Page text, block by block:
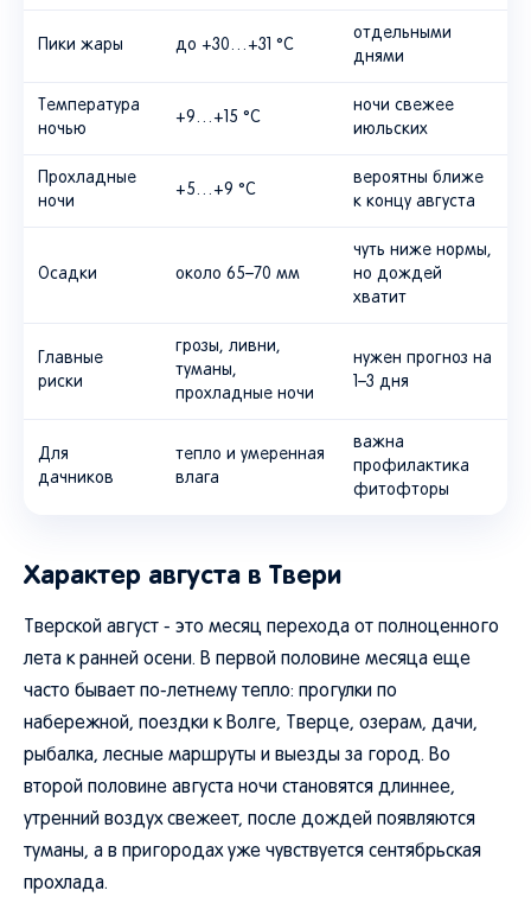
Пики жары до +30…+31 °C
отдельными
днями
Температура
ночью
+9…+15 °C
ночи свежее
июльских
Прохладные
ночи
+5…+9 °C
вероятны ближе
к концу августа
Осадки около 65–70 мм
чуть ниже нормы,
но дождей
хватит
Главные
риски
грозы, ливни,
туманы,
прохладные ночи
нужен прогноз на
1–3 дня
Для
дачников
тепло и умеренная
влага
важна
профилактика
фитофторы
Характер августа в Твери
Тверской август - это месяц перехода от полноценного
лета к ранней осени. В первой половине месяца еще
часто бывает по-летнему тепло: прогулки по
набережной, поездки к Волге, Тверце, озерам, дачи,
рыбалка, лесные маршруты и выезды за город. Во
второй половине августа ночи становятся длиннее,
утренний воздух свежеет, после дождей появляются
туманы, а в пригородах уже чувствуется сентябрьская
прохлада.